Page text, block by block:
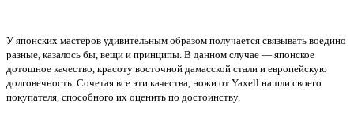
У японских мастеров удивительным образом получается связывать воедино
разные, казалось бы, вещи и принципы. В данном случае — японское
дотошное качество, красоту восточной дамасской стали и европейскую
долговечность. Сочетая все эти качества, ножи от Yaxell нашли своего
покупателя, способного их оценить по достоинству.